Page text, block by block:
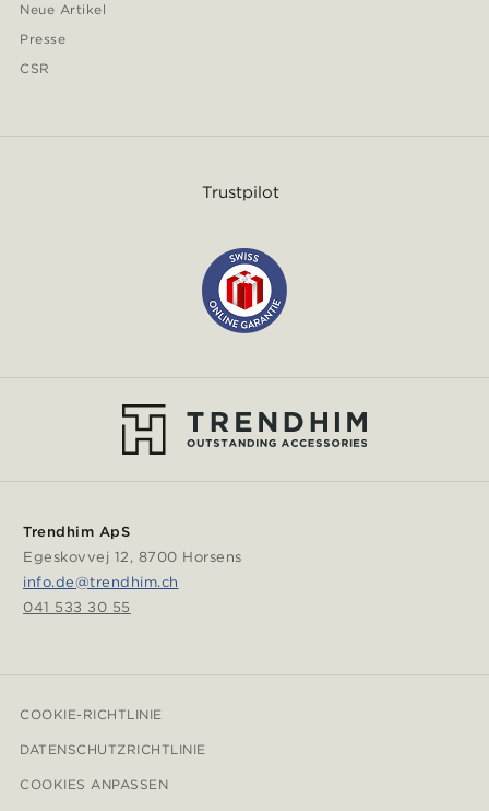
Neue Artikel
Presse
CSR
Trustpilot
Trendhim ApS
Egeskovvej 12, 8700 Horsens
info.de@trendhim.ch
041 533 30 55
COOKIE-RICHTLINIE
DATENSCHUTZRICHTLINIE
COOKIES ANPASSEN